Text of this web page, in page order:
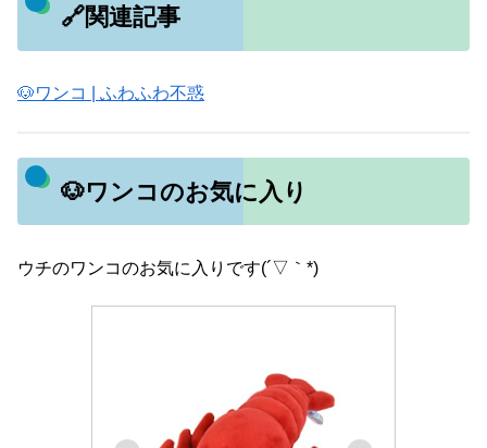
🔗関連記事
🐶ワンコ | ふわふわ不惑
🐶ワンコのお気に入り
ウチのワンコのお気に入りです(´▽｀*)